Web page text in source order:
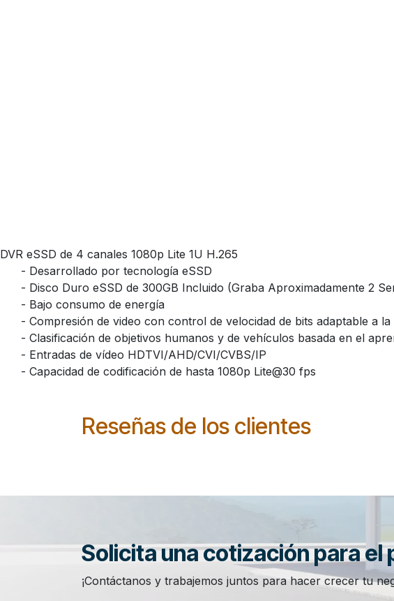
DVR eSSD de 4 canales 1080p Lite 1U H.265
- Desarrollado por tecnología eSSD
- Disco Duro eSSD de 300GB Incluido (Graba Aproximadamente 2
- Bajo consumo de energía
- Compresión de video con control de velocidad de bits adaptable a la
- Clasificación de objetivos humanos y de vehículos basada en el
- Entradas de vídeo HDTVI/AHD/CVI/CVBS/IP
- Capacidad de codificación de hasta 1080p Lite@30 fps
Reseñas de los clientes
Solicita una cotización para
¡Contáctanos y trabajemos juntos para hacer crecer tu